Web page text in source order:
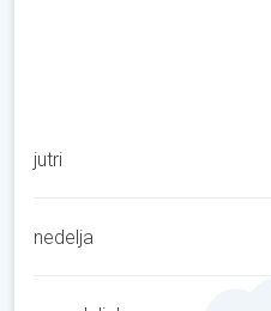
jutri
nedelja